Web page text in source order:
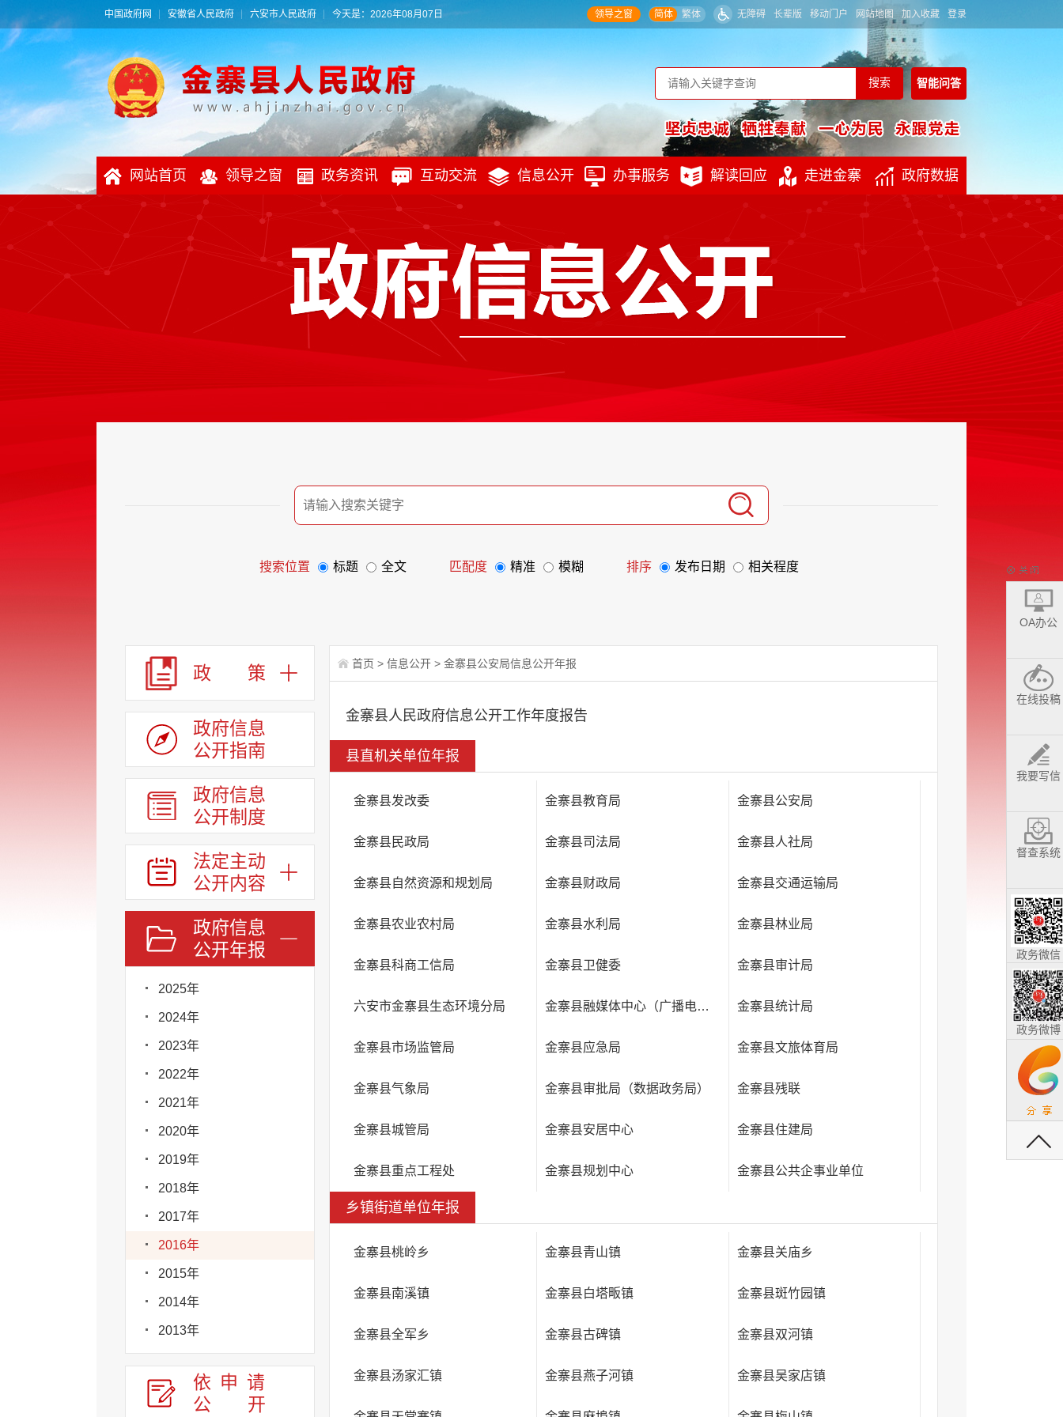
中国政府网 安徽省人民政府 六安市人民政府 今天是：2026年08月07日 领导之窗 简体 繁体 无障碍 长辈版 移动门户 网站地图 加入收藏 登录
智能问答
网站首页 领导之窗 政务资讯 互动交流 信息公开 办事服务 解读回应 走进金寨 政府数据
搜索位置 标题 全文 匹配度 精准 模糊 排序 发布日期 相关程度
政 策
政府信息
公开指南
政府信息
公开制度
法定主动
公开内容
政府信息
公开年报
2025年
2024年
2023年
2022年
2021年
2020年
2019年
2018年
2017年
2016年
2015年
2014年
2013年
依申请
公
开
首页 > 信息公开 > 金寨县公安局信息公开年报
金寨县人民政府信息公开工作年度报告
县直机关单位年报
金寨县发改委 金寨县教育局 金寨县公安局
金寨县民政局 金寨县司法局 金寨县人社局
金寨县自然资源和规划局 金寨县财政局 金寨县交通运输局
金寨县农业农村局 金寨县水利局 金寨县林业局
金寨县科商工信局 金寨县卫健委 金寨县审计局
六安市金寨县生态环境分局 金寨县融媒体中心（广播电视台） 金寨县统计局
金寨县市场监管局 金寨县应急局 金寨县文旅体育局
金寨县气象局 金寨县审批局（数据政务局） 金寨县残联
金寨县城管局 金寨县安居中心 金寨县住建局
金寨县重点工程处 金寨县规划中心 金寨县公共企事业单位
乡镇街道单位年报
金寨县桃岭乡 金寨县青山镇 金寨县关庙乡
金寨县南溪镇 金寨县白塔畈镇 金寨县斑竹园镇
金寨县全军乡 金寨县古碑镇 金寨县双河镇
金寨县汤家汇镇 金寨县燕子河镇 金寨县吴家店镇
OA办公
在线投稿
我要写信
督查系统
政务微信
政务微博
返回顶部